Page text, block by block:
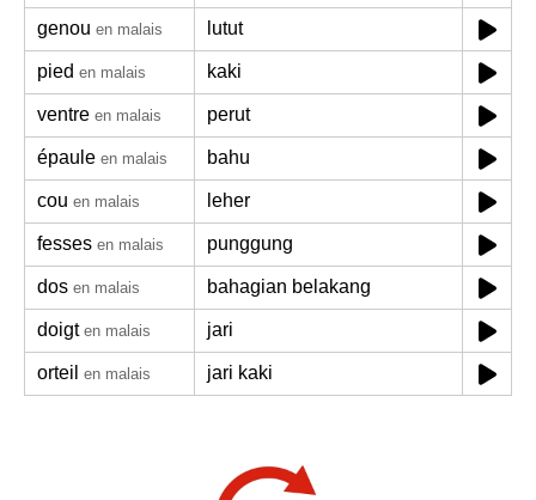
genou en malais lutut
pied en malais kaki
ventre en malais perut
épaule en malais bahu
cou en malais leher
fesses en malais punggung
dos en malais bahagian belakang
doigt en malais jari
orteil en malais jari kaki